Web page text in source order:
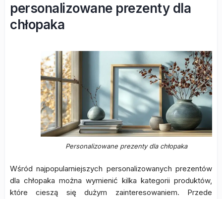
personalizowane prezenty dla
chłopaka
Personalizowane prezenty dla chłopaka
Wśród najpopularniejszych personalizowanych prezentów
dla chłopaka można wymienić kilka kategorii produktów,
które cieszą się dużym zainteresowaniem. Przede